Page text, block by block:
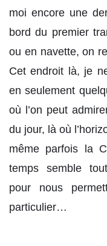
moi encore une
bord du premier
ou en navette, on
Cet endroit là, je
en seulement
où l’on peut
du jour, là où
même parfois la
temps semble
pour nous
particulier…